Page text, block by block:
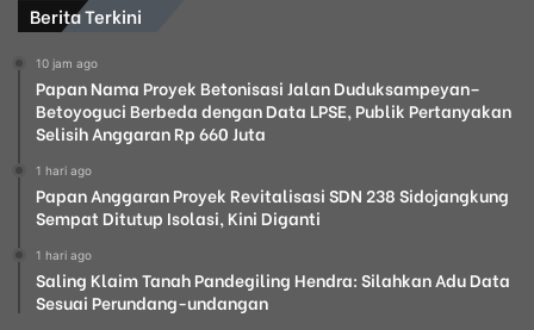
Berita Terkini
10 jam ago
Papan Nama Proyek Betonisasi Jalan Duduksampeyan–
Betoyoguci Berbeda dengan Data LPSE, Publik Pertanyakan
Selisih Anggaran Rp 660 Juta
1 hari ago
Papan Anggaran Proyek Revitalisasi SDN 238 Sidojangkung
Sempat Ditutup Isolasi, Kini Diganti
1 hari ago
Saling Klaim Tanah Pandegiling Hendra: Silahkan Adu Data
Sesuai Perundang-undangan